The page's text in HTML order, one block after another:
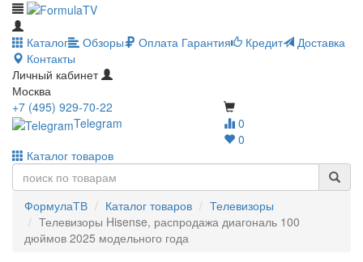
Каталог Обзоры Оплата Гарантия Кредит
Доставка
Контакты
Личный кабинет
Москва
0
0
+7 (495) 929-70-22
Telegram
Каталог товаров
ФормулаТВ Каталог товаров
Телевизоры
Телевизоры Hisense, распродажа диагональ 100
дюймов 2025 модельного года